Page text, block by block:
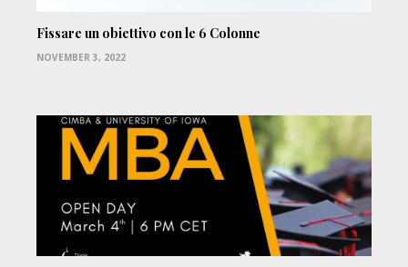
Fissare un obiettivo con le 6 Colonne
NOVEMBER 3, 2022